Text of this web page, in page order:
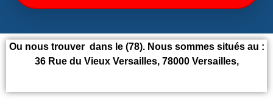
Ou nous trouver dans le (78). Nous sommes situés au :
36 Rue du Vieux Versailles, 78000 Versailles,